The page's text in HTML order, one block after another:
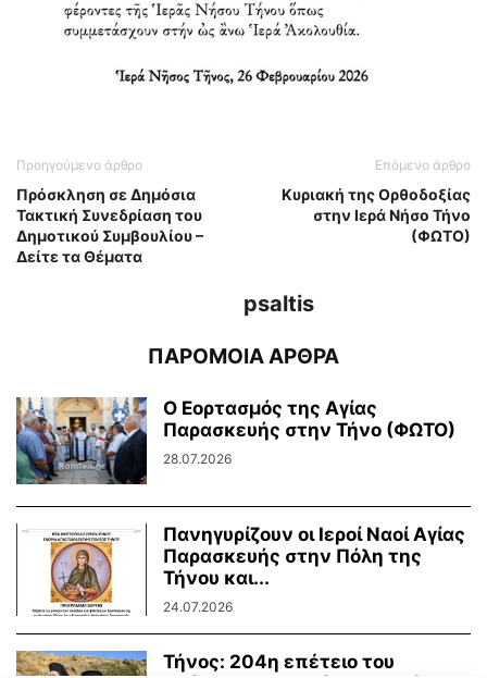
Προηγούμενο άρθρο
Πρόσκληση σε Δημόσια
Τακτική Συνεδρίαση του
Δημοτικού Συμβουλίου –
Δείτε τα Θέματα
Επόμενο άρθρο
Κυριακή της Ορθοδοξίας
στην Ιερά Νήσο Τήνο
(ΦΩΤΟ)
psaltis
ΠΑΡΟΜΟΙΑ ΑΡΘΡΑ
Ο Εορτασμός της Αγίας
Παρασκευής στην Τήνο (ΦΩΤΟ)
28.07.2026
Πανηγυρίζουν οι Ιεροί Ναοί Αγίας
Παρασκευής στην Πόλη της
Τήνου και...
24.07.2026
Τήνος: 204η επέτειο του